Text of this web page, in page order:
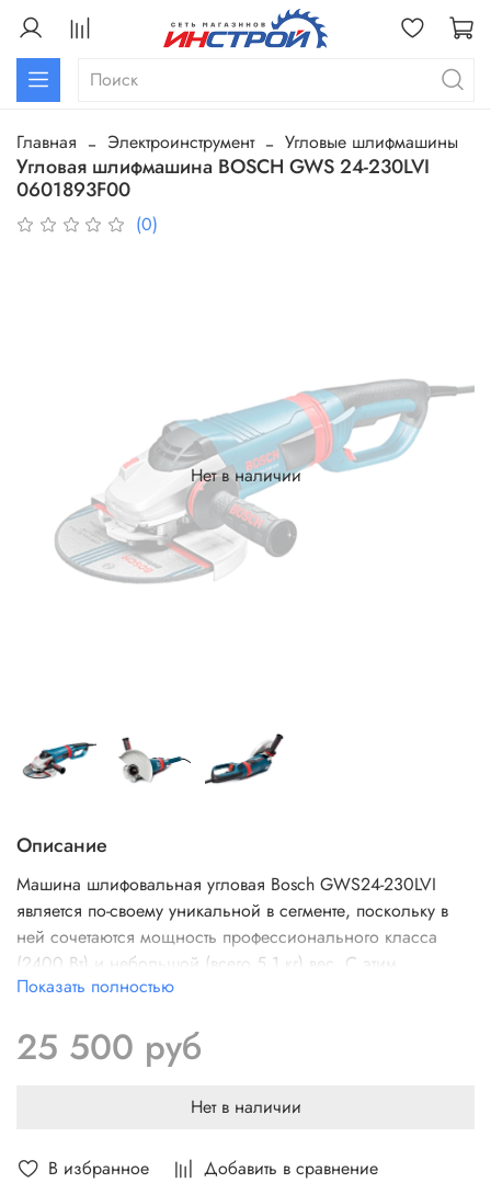
Главная Электроинструмент Угловые шлифмашины
Угловая шлифмашина BOSCH GWS 24-230LVI
0601893F00
(0)
В избранное Добавить в сравнение
Нет в наличии
Описание
Машина шлифовальная угловая Bosch GWS24-230LVI
является по-своему уникальной в сегменте, поскольку в
ней сочетаются мощность профессионального класса
(2400 Вт) и небольшой (всего 5,1 кг) вес. С этим
инструментом очень легко работать. Эргономичный
избавят оператора от усталости и позволят ему добиваться
идеального результата в кратчайшие сроки.
Показать полностью
25 500 руб
Нет в наличии